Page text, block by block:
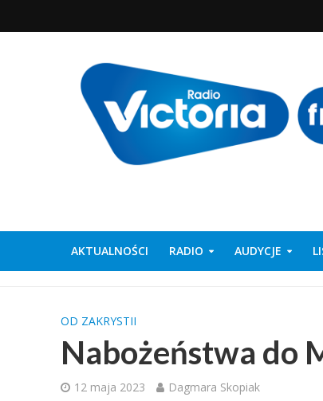
AKTUALNOŚCI RADIO AUDYCJE
OD ZAKRYSTII
Nabożeństwa do
12 maja 2023 Dagmara Skopiak